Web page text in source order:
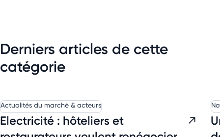
Derniers articles de cette
catégorie
Actualités du marché & acteurs
Electricité : hôteliers et